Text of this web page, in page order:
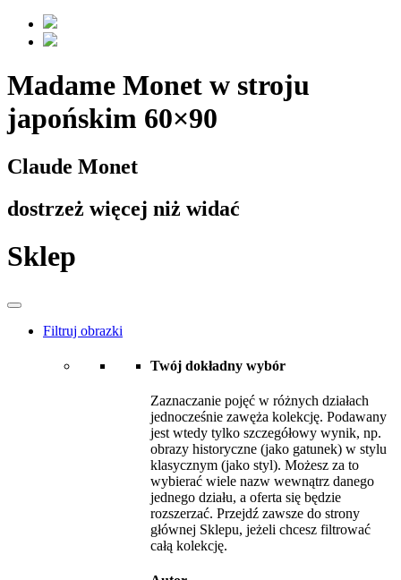
Madame Monet w stroju
japońskim 60×90
Claude Monet
dostrzeż więcej niż widać
Sklep
Filtruj obrazki
Twój dokładny wybór
Zaznaczanie pojęć w różnych działach
jednocześnie zawęża kolekcję. Podawany
jest wtedy tylko szczegółowy wynik, np.
obrazy historyczne (jako gatunek) w stylu
klasycznym (jako styl). Możesz za to
wybierać wiele nazw wewnątrz danego
jednego działu, a oferta się będzie
rozszerzać. Przejdź zawsze do strony
głównej Sklepu, jeżeli chcesz filtrować
całą kolekcję.